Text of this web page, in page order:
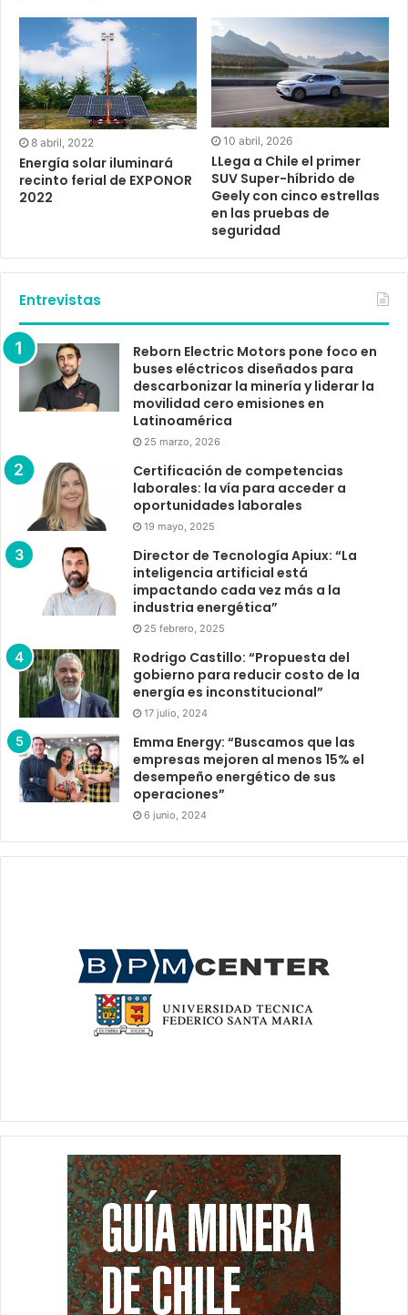
8 abril, 2022
Energía solar iluminará
recinto ferial de EXPONOR
2022
10 abril, 2026
LLega a Chile el primer
SUV Super-híbrido de
Geely con cinco estrellas
en las pruebas de
seguridad
Entrevistas
Reborn Electric Motors pone foco en
buses eléctricos diseñados para
descarbonizar la minería y liderar la
movilidad cero emisiones en
Latinoamérica
25 marzo, 2026
Certificación de competencias
laborales: la vía para acceder a
oportunidades laborales
19 mayo, 2025
Director de Tecnología Apiux: “La
inteligencia artificial está
impactando cada vez más a la
industria energética”
25 febrero, 2025
Rodrigo Castillo: “Propuesta del
gobierno para reducir costo de la
energía es inconstitucional”
17 julio, 2024
Emma Energy: “Buscamos que las
empresas mejoren al menos 15% el
desempeño energético de sus
operaciones”
6 junio, 2024